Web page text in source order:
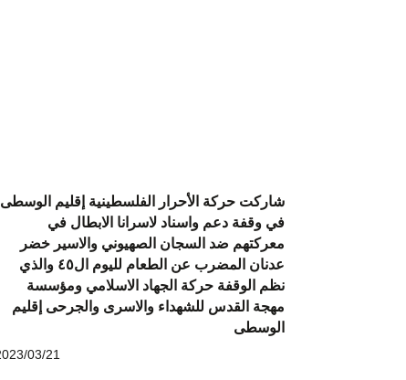
شاركت حركة الأحرار الفلسطينية إقليم الوسطى
في وقفة دعم واسناد لاسرانا الابطال في
معركتهم ضد السجان الصهيوني والاسير خضر
عدنان المضرب عن الطعام لليوم ال٤٥ والذي
نظم الوقفة حركة الجهاد الاسلامي ومؤسسة
مهجة القدس للشهداء والاسرى والجرحى إقليم
الوسطى